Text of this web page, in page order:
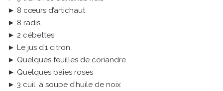
► 8 cœurs d’artichaut
► 8 radis
► 2 cébettes
► Le jus d’1 citron
► Quelques feuilles de coriandre
► Quelques baies roses
► 3 cuil. à soupe d’huile de noix